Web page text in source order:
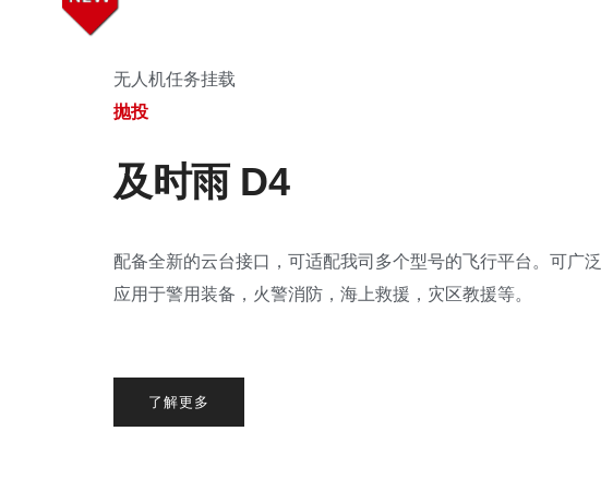
无人机任务挂载
抛投
及时雨 D4
配备全新的云台接口，可适配我司多个型号的飞行平台。可广泛
应用于警用装备，火警消防，海上救援，灾区教援等。
了解更多